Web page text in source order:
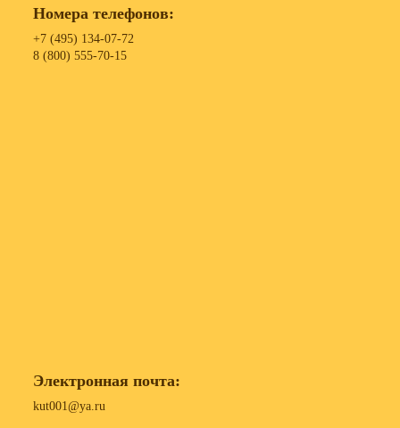
Номера телефонов:
+7 (495) 134-07-72
8 (800) 555-70-15
Электронная почта:
kut001@ya.ru